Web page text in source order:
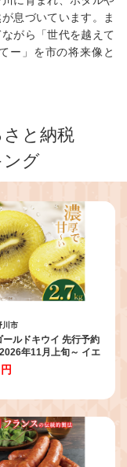
息づいています。ま
がら「世代を越えて
ー」を市の将来像と
と納税
ング
川市
ールドキウイ 先行予約
年11月上旬～ イエ
国産キウイフルーツ
ーツゼリー キウイフル
フルーツタルト キウイ
ビタミンC キウイフルー
イフルーツ訳あり キ
ト 贈答 送料無料 徳島県
くゆな農園